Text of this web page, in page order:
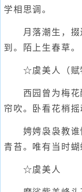
学相思调。
月落潮生，掇
到。陌上生春草。
☆虞美人（赋
西园曾为梅花
帘吹。卧看花梢摇
娉娉袅袅教谁
青苔。唯有当时蝴
☆虞美人